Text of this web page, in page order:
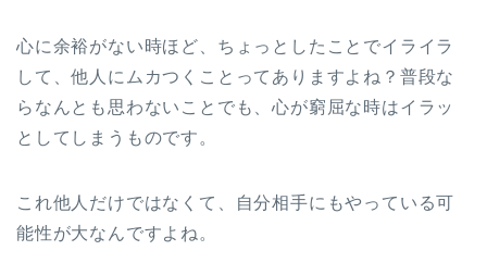
心に余裕がない時ほど、ちょっとしたことでイライラ
して、他人にムカつくことってありますよね？普段な
らなんとも思わないことでも、心が窮屈な時はイラッ
としてしまうものです。
これ他人だけではなくて、自分相手にもやっている可
能性が大なんですよね。